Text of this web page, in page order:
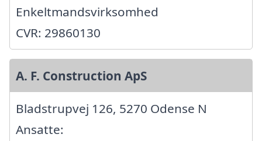
Enkeltmandsvirksomhed
CVR: 29860130
A. F. Construction ApS
Bladstrupvej 126, 5270 Odense N
Ansatte: